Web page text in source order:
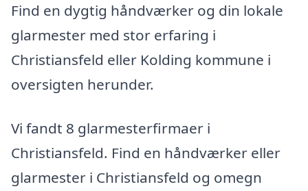
Find en dygtig håndværker og din lokale
glarmester med stor erfaring i
Christiansfeld eller Kolding kommune i
oversigten herunder.
Vi fandt 8 glarmesterfirmaer i
Christiansfeld. Find en håndværker eller
glarmester i Christiansfeld og omegn